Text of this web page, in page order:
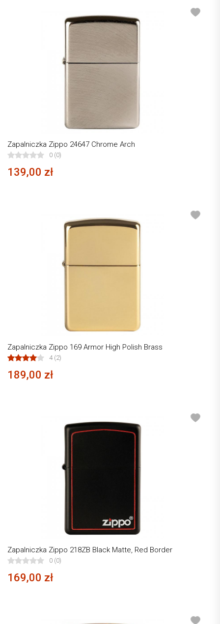
Zapalniczka Zippo 24647 Chrome Arch
0 (0)
139,00 zł
Zapalniczka Zippo 169 Armor High Polish Brass
4 (2)
189,00 zł
Zapalniczka Zippo 218ZB Black Matte, Red Border
0 (0)
169,00 zł